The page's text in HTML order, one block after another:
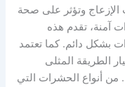
وتؤثر على صحة
آمنة، تقدم هذه
بشكل دائم. كما تعتمد
الطريقة المثلى
من أنواع الحشرات التي